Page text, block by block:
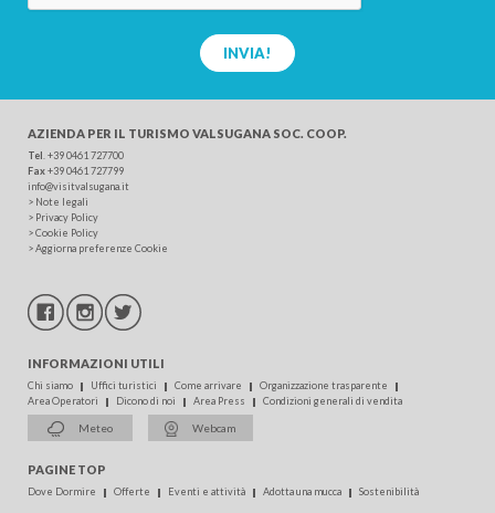
INVIA!
AZIENDA PER IL TURISMO VALSUGANA SOC. COOP.
Tel +39 0461 727700
Fax+39 0461 727799
info@visitvalsugana.it
> Note legali
> Privacy Policy
>Cookie Policy
>Aggiorna preferenze Cookie
INFORMAZIONI UTILI
Chi siamo Uffici turistici Come arrivare
Organizzazione trasparente
Area Operatori
Dicono di noi Area Press Condizioni generali di vendita
Meteo Webcam
PAGINE TOP
Dove Dormire Offerte Eventi e attività Adotta una mucca Sostenibilità